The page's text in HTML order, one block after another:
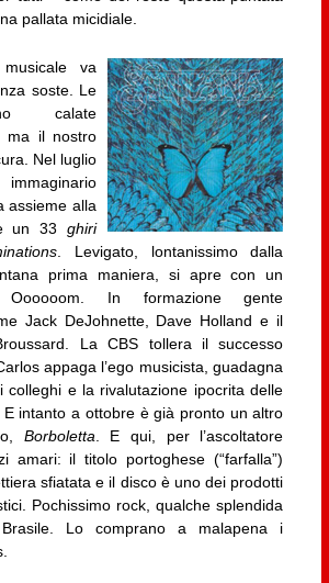
pallata micidiale.
va
soste. Le
calate
ma il nostro
Nel luglio
assieme alla
un 33ghiri
. Levigato, lontanissimo dalla
prima maniera, si apre con un
Oooooom. In formazione gente
Jack DeJohnette, Dave Holland e il
La CBS tollera il successo
appaga l’ego musicista, guadagna
colleghi e la rivalutazione ipocrita delle
E intanto a ottobre è già pronto un altro
Borboletta . E qui, per l’ascoltatore
amari: il titolo portoghese (“farfalla”)
sfiatata e il disco è uno dei prodotti
Pochissimo rock, qualche splendida
Lo comprano a malapena i